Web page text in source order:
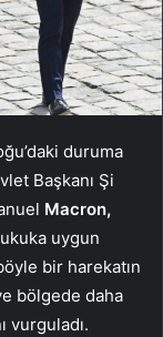
duruma
Başkanı Şi
Macron,
uygun
bir harekatın
bölgede daha
vurguladı.